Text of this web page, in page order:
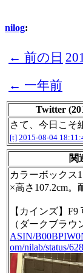
nilog:
← 前の日
← 一年前
Twitter
さて、今日こそ
[t] 2015-08-04
関
カラーボックス
×高さ107.2cm。
【カインズ】
（ダークブラウ
ASIN/
om/nilab/status/